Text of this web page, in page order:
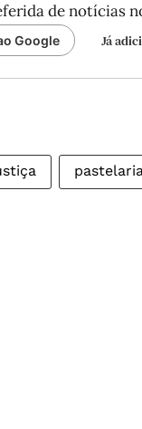
de notícias
Google Já